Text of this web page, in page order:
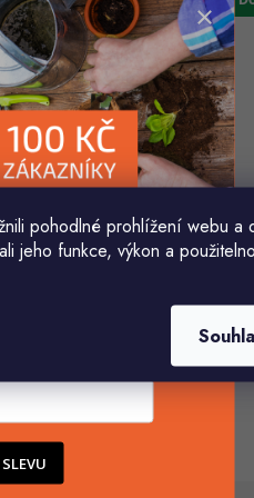
pohodlné prohlížení webu a
jeho funkce, výkon a